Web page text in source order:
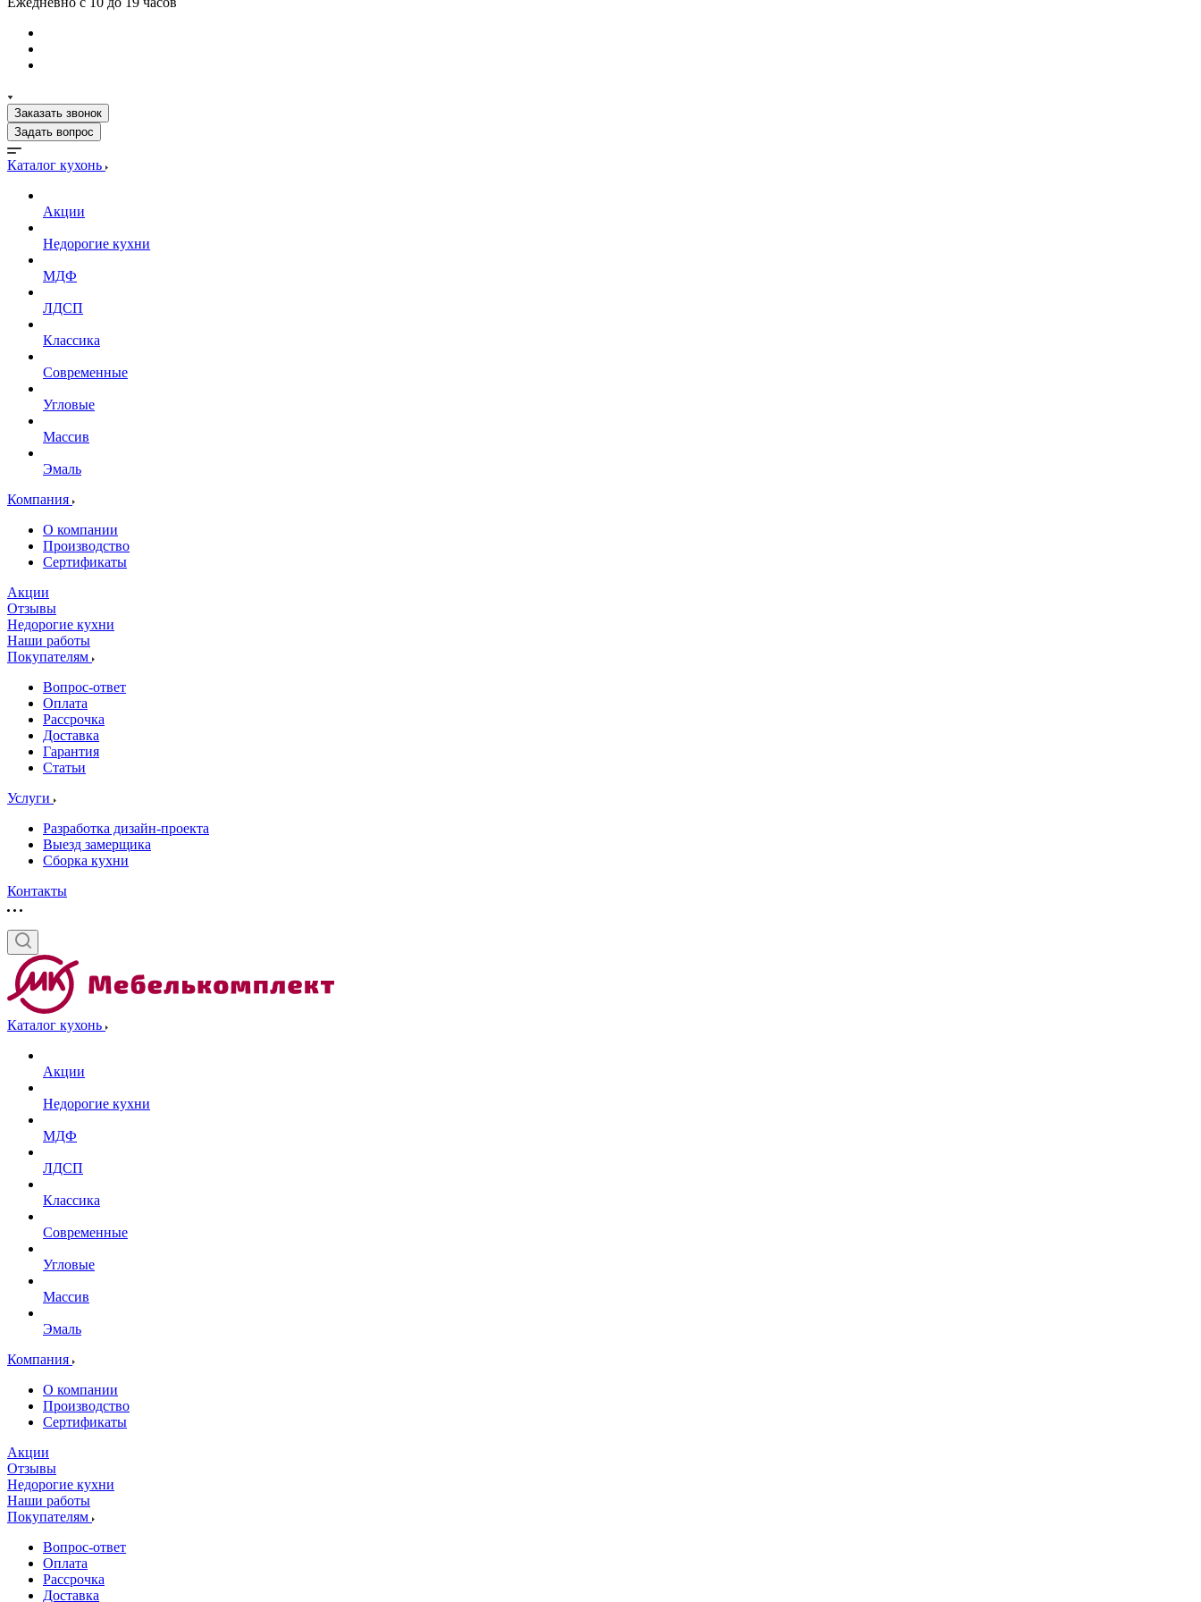
Заказать звонок
Задать вопрос
Каталог кухонь
Акции
Недорогие кухни
МДФ
ЛДСП
Классика
Современные
Угловые
Массив
Эмаль
Компания
О компании
Производство
Сертификаты
Акции
Отзывы
Недорогие кухни
Наши работы
Покупателям
Вопрос-ответ
Оплата
Рассрочка
Доставка
Гарантия
Статьи
Услуги
Разработка дизайн-проекта
Выезд замерщика
Сборка кухни
Контакты
Каталог кухонь
Акции
Недорогие кухни
МДФ
ЛДСП
Классика
Современные
Угловые
Массив
Эмаль
Компания
О компании
Производство
Сертификаты
Акции
Отзывы
Недорогие кухни
Наши работы
Покупателям
Вопрос-ответ
Оплата
Рассрочка
Доставка